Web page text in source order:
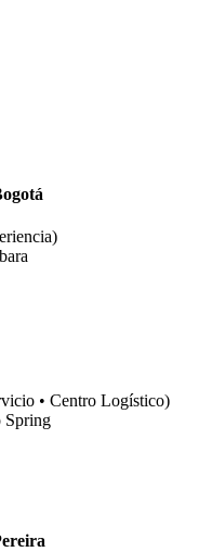
• Centro Logístico)
Spring